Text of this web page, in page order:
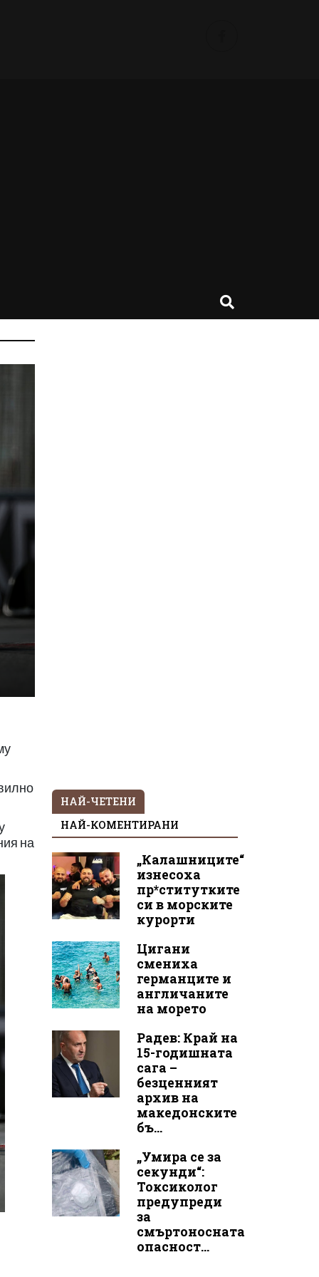
на
НАЙ-ЧЕТЕНИ
НАЙ-КОМЕНТИРАНИ
„Калашниците“
изнесоха
пр*ститутките
си в морските
курорти
Цигани
смениха
германците и
англичаните
на морето
Радев: Край на
15-годишната
сага –
безценният
архив на
македонските
бъ...
„Умира се за
секунди“:
Токсиколог
предупреди
за
смъртоносната
опасност...